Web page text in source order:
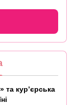
та кур’єрська